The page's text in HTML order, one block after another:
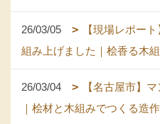
26/03/05
【現場レポー
組み上げました｜桧香る木
26/03/04
【名古屋市】
｜桧材と木組みでつくる造